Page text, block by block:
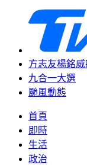
方志友楊銘
九合一大選
颱風動態
首頁
即時
生活
政治